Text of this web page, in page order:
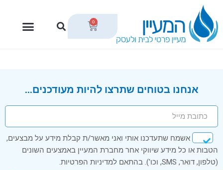
0
אנחנו בטוחים שתרצו להיות מעודכנים...
אשמח שתעדכנו אותי ואני מאשר/ת קבלת מידע על מבצעים,
הטבות או כל מידע שיווקי אחר מחברת המעיין באמצעים השונים
(טלפון, דואר, SMS, וכו'). בהתאם למדיניות הפרטיות.